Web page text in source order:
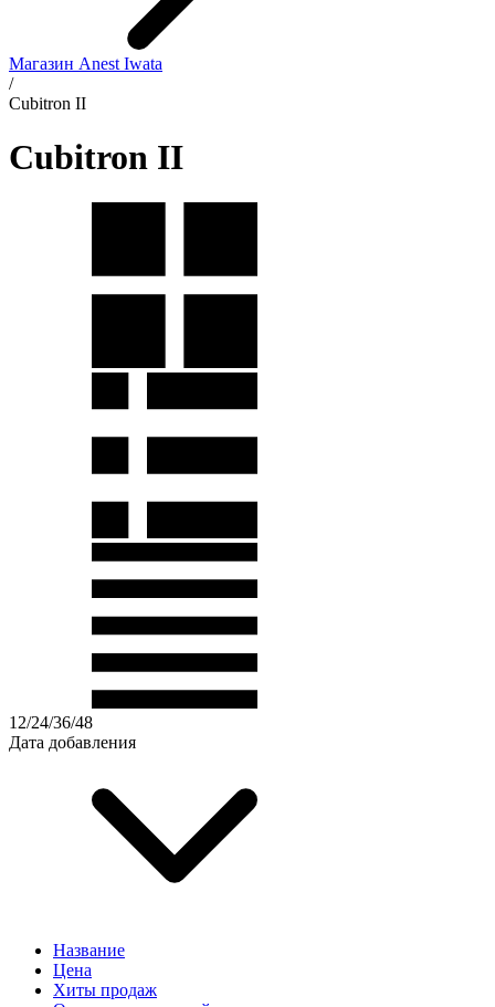
Магазин Anest Iwata
/
Cubitron II
Cubitron II
12/24/36/48
Дата добавления
Название
Цена
Хиты продаж